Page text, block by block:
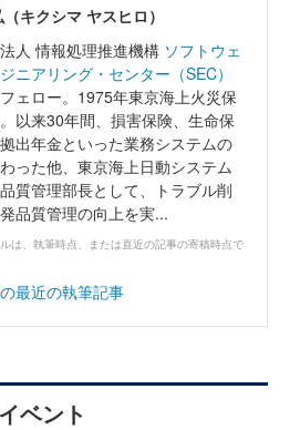
キクシマ ヤスヒロ）
人 情報処理推進機構 ソフトウェ
ニアリング・センター（SEC）
ェロー。1975年東京海上火災保
以来30年間、損害保険、生命保
出年金といった業務システムの
った他、東京海上日動システム
質管理部長として、トラブル削
品質管理の向上を実...
は、執筆時点、または直近の記事の寄稿時点で
最近の執筆記事
イベント